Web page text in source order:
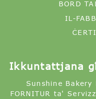
BORD
IL-
Ikkuntattjana
Sunshine
FORNITUR ta'